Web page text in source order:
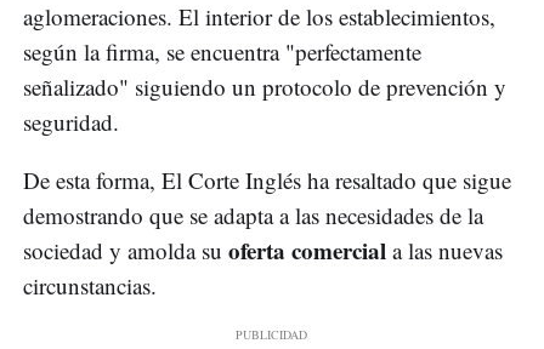
aglomeraciones. El interior de los establecimientos,
según la firma, se encuentra "perfectamente
señalizado" siguiendo un protocolo de prevención y
seguridad.
De esta forma, El Corte Inglés ha resaltado que sigue
demostrando que se adapta a las necesidades de la
sociedad y amolda su oferta comercial a las nuevas
circunstancias.